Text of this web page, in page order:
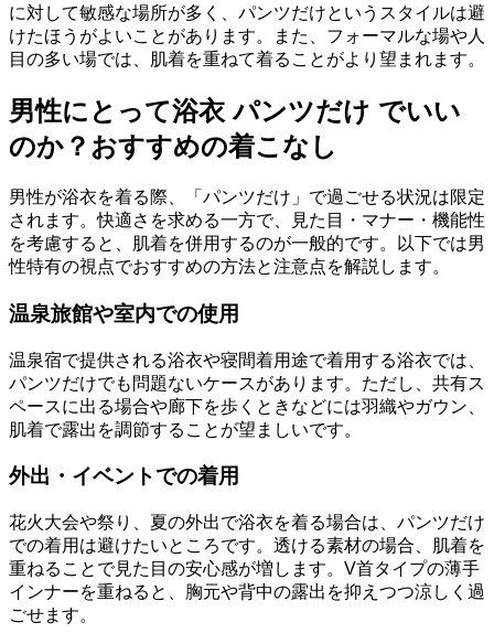
に対して敏感な場所が多く、パンツだけというスタイルは避
けたほうがよいことがあります。また、フォーマルな場や人
目の多い場では、肌着を重ねて着ることがより望まれます。
男性にとって浴衣 パンツだけ でいい
のか？おすすめの着こなし
男性が浴衣を着る際、「パンツだけ」で過ごせる状況は限定
されます。快適さを求める一方で、見た目・マナー・機能性
を考慮すると、肌着を併用するのが一般的です。以下では男
性特有の視点でおすすめの方法と注意点を解説します。
温泉旅館や室内での使用
温泉宿で提供される浴衣や寝間着用途で着用する浴衣では、
パンツだけでも問題ないケースがあります。ただし、共有ス
ペースに出る場合や廊下を歩くときなどには羽織やガウン、
肌着で露出を調節することが望ましいです。
外出・イベントでの着用
花火大会や祭り、夏の外出で浴衣を着る場合は、パンツだけ
での着用は避けたいところです。透ける素材の場合、肌着を
重ねることで見た目の安心感が増します。V首タイプの薄手
インナーを重ねると、胸元や背中の露出を抑えつつ涼しく過
ごせます。